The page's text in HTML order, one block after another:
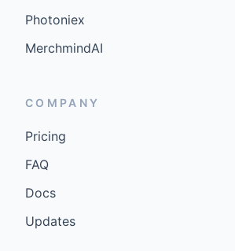
Photoniex
MerchmindAI
COMPANY
Pricing
FAQ
Docs
Updates